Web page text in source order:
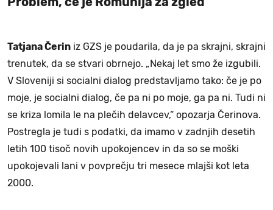
Tatjana Čerin iz GZS je poudarila, da je pa skrajni, skrajni
trenutek, da se stvari obrnejo. „Nekaj let smo že izgubili.
V Sloveniji si socialni dialog predstavljamo tako: če je po
moje, je socialni dialog, če pa ni po moje, ga pa ni. Tudi ni
se kriza lomila le na plečih delavcev,“ opozarja Čerinova.
Postregla je tudi s podatki, da imamo v zadnjih desetih
letih 100 tisoč novih upokojencev in da so se moški
upokojevali lani v povprečju tri mesece mlajši kot leta
2000.